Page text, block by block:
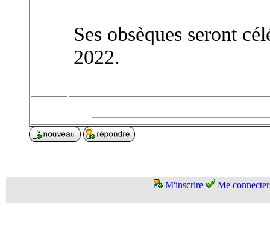
Ses obsèques seront
2022.
M'inscrire Me connecter